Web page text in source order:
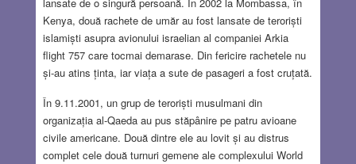
lansate de o singură persoană. În 2002 la Mombassa, în
Kenya, două rachete de umăr au fost lansate de teroriști
islamiști asupra avionului israelian al companiei Arkia
flight 757 care tocmai demarase. Din fericire rachetele nu
și-au atins ținta, iar viața a sute de pasageri a fost cruțată.
În 9.11.2001, un grup de teroriști musulmani din
organizația al-Qaeda au pus stăpânire pe patru avioane
civile americane. Două dintre ele au lovit și au distrus
complet cele două turnuri gemene ale complexului World